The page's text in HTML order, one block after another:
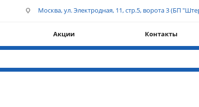
Москва, ул. Электродная, 11, стр.5, ворота 3 (БП
Акции Контакты